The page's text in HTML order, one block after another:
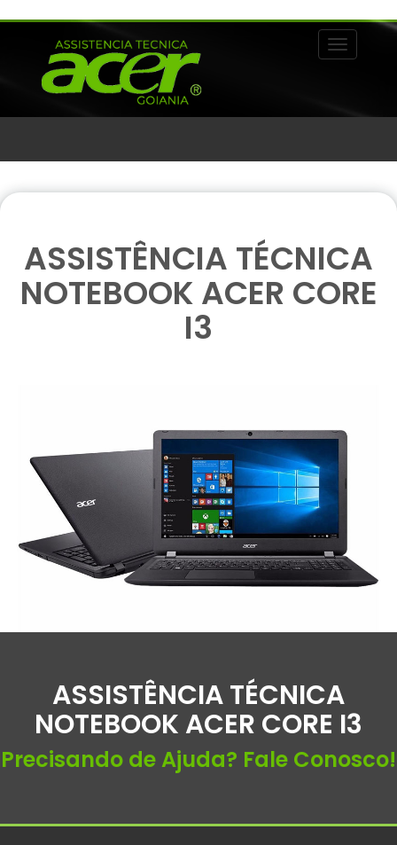
Alternar
ASSISTÊNCIA TÉCNICA
NOTEBOOK ACER CORE
I3
ASSISTÊNCIA TÉCNICA
NOTEBOOK ACER CORE I3
Precisando de Ajuda? Fale Conosco!